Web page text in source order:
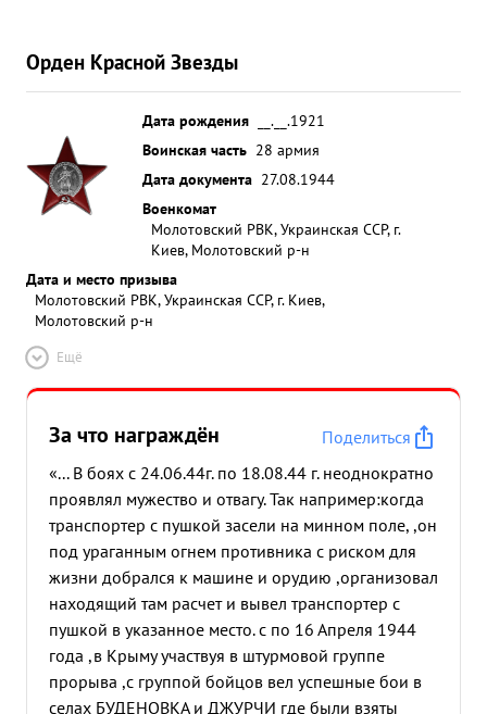
Орден Красной Звезды
Дата рождения
__.__.1921
Воинская часть 28 армия
Дата документа 27.08.1944
Военкомат
Молотовский РВК, Украинская ССР, г.
Киев, Молотовский р-н
Дата и место призыва
Молотовский РВК, Украинская ССР, г. Киев,
Молотовский р-н
Ещё
За что награждён
Поделиться
«... В боях с 24.06.44г. по 18.08.44 г. неоднократно
проявлял мужество и отвагу. Так например:когда
транспортер с пушкой засели на минном поле, ,он
под ураганным огнем противника с риском для
жизни добрался к машине и орудию ,организовал
находящий там расчет и вывел транспортер с
пушкой в указанное место. с по 16 Апреля 1944
года ,в Крыму участвуя в штурмовой группе
прорыва ,с группой бойцов вел успешные бои в
селах БУДЕНОВКА и ДЖУРЧИ где были взяты